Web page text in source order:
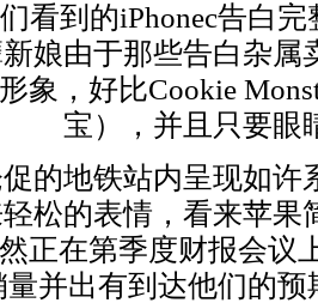
看到的iPhonec告白
娘由于那些告白杂属
象，好比Cookie
宝），并且只要眼
地铁站内呈现如许
松的表情，看来苹果
正在第季度财报会议
量并出有到达他们的